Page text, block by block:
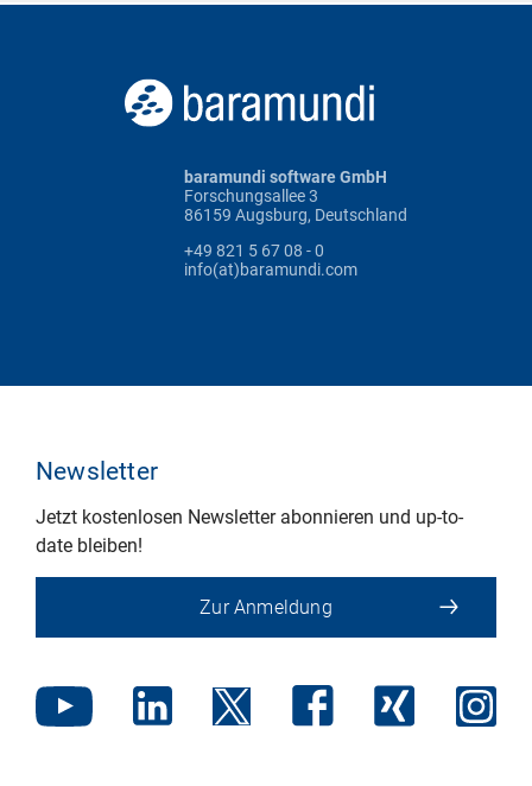
baramundi software GmbH
Forschungsallee 3
86159 Augsburg, Deutschland
+49 821 5 67 08 - 0
info(at)baramundi.com
Newsletter
Jetzt kostenlosen Newsletter abonnieren und up-to-
date bleiben!
Zur Anmeldung